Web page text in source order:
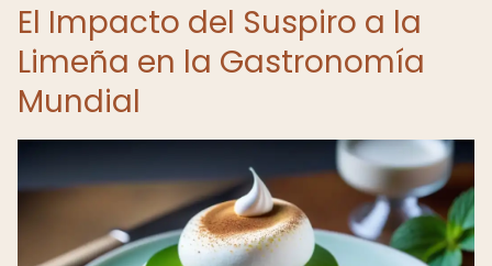
El Impacto del Suspiro a la
Limeña en la Gastronomía
Mundial